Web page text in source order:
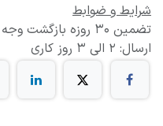
شرایط و ضوابط
تضمین 30 روزه بازگشت وجه
ارسال: 2 الی 3 روز کاری